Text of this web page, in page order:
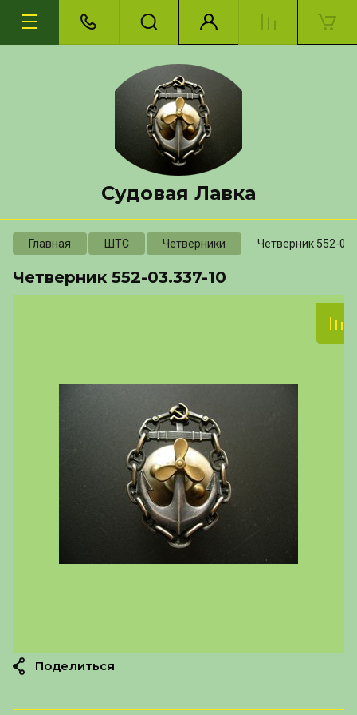
Судовая Лавка
Главная ШТС Четверники Четверник 552-
Четверник 552-03.337-10
Поделиться